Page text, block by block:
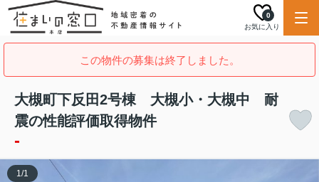
お気に入り
0
この物件の募集は終了しました。
大槻町下反田2号棟 大槻小・大槻中 耐
震の性能評価取得物件
-
1/1